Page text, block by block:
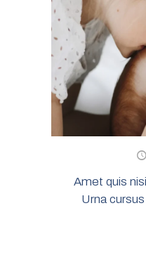
Amet quis
Urna